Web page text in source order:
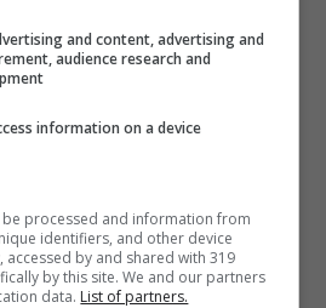
and content, advertising and
audience research and
information on a device
processed and information from
identifiers, and other device
by and shared with 319
by this site. We and our partners
data. List of partners.